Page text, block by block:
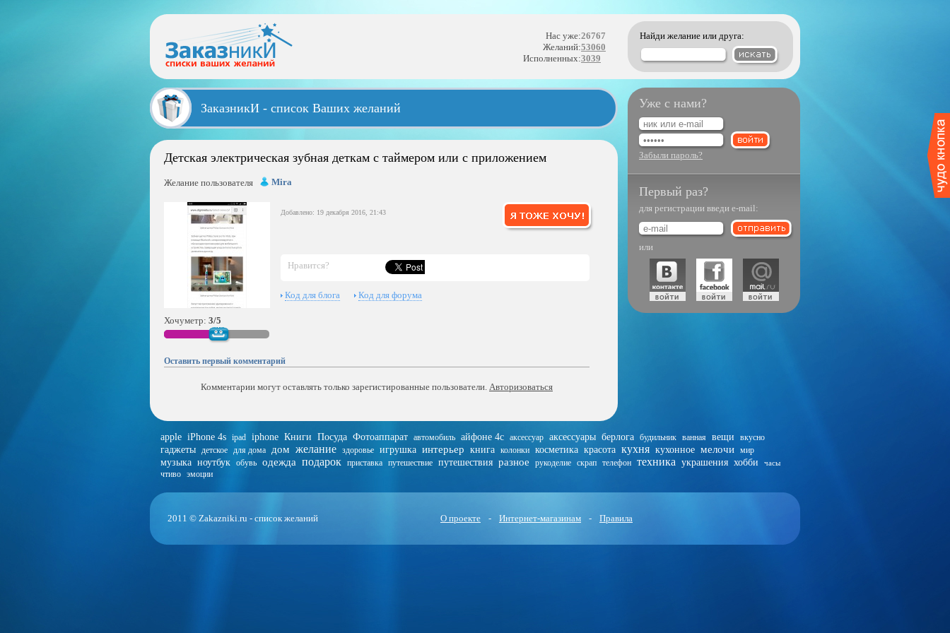
Найди желание или друга:
Нас уже:26767
Желаний:53060
Исполненных:3039
ЗаказникИ - список Ваших желаний
Детская электрическая зубная деткам с таймером или с приложением
Желание пользователя Mira
Хочуметр: 3/5
Добавлено: 19 декабря 2016, 21:43
Нравится?
Код для блога Код для форума
Оставить первый комментарий
Комментарии могут оставлять только зарегистированные пользователи. Авторизоваться
Уже с нами?
Забыли пароль?
Первый раз?
для регистрации введи e-mail:
или
apple iPhone 4s ipad iphone Книги Посуда Фотоаппарат автомобиль айфоне 4с аксессуар аксессуары берлога будильник ванная вещи вкусно
гаджеты детское для дома дом желание здоровье игрушка интерьер книга колонки косметика красота кухня кухонное мелочи мир
музыка ноутбук обувь одежда подарок приставка путешествие путешествия разное рукоделие скрап телефон техника украшения хобби часы
чтиво эмоции
2011 © Zakazniki.ru - список желаний О проекте - Интернет-магазинам - Правила